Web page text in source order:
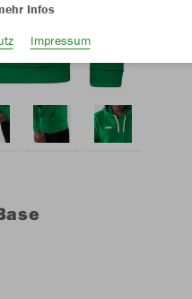
Infos
Impressum